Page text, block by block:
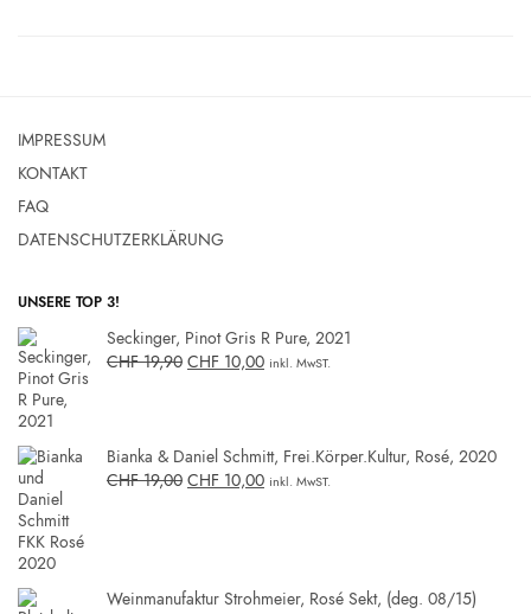
IMPRESSUM
KONTAKT
FAQ
DATENSCHUTZERKLÄRUNG
UNSERE TOP 3!
Seckinger, Pinot Gris R Pure, 2021
CHF19,90 CHF 10,00 inkl. MwST.
Bianka & Daniel Schmitt, Frei.Körper.Kultur, Rosé, 2020
CHF19,00 CHF 10,00 inkl. MwST.
Weinmanufaktur Strohmeier, Rosé Sekt, (deg. 08/15)